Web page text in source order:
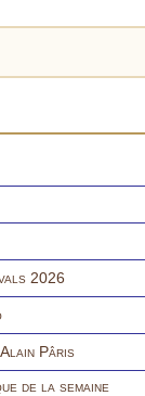
2026
Alain Pâris
de la semaine